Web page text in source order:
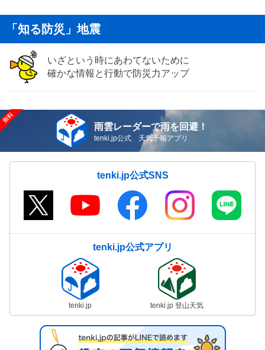
「知る防災」地震
いざという時にあわてないために
確かな情報と行動で防災力アップ
雨雲レーダーで雨を回避！
tenki.jp公式 天気予報アプリ
tenki.jp公式SNS
tenki.jp公式アプリ
tenki.jp tenki.jp 登山天気